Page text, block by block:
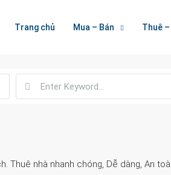
Trang chủ Mua – Bán Thuê
Welcome
Thuê nhà nhanh chóng, Dễ dàng, An